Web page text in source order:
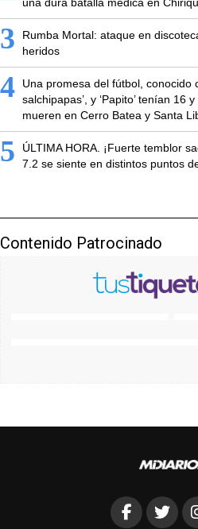
3
Rumba Mortal: ataque en
heridos
4
Una promesa del fútbol, conocido
salchipapas’, y ‘Papito’ tenían 16
mueren en Cerro Batea y Santa
5
ÚLTIMA HORA. ¡Fuerte temblor
7.2 se siente en distintos puntos
Contenido Patrocinado